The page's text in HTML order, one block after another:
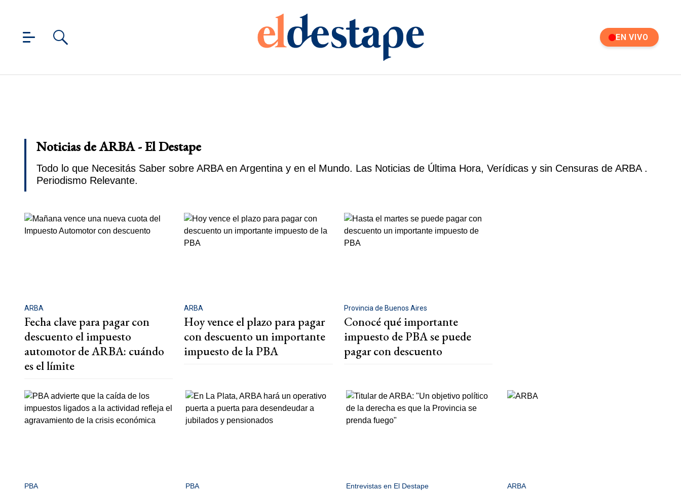
EN VIVO
Noticias de ARBA - El Destape
Todo lo que Necesitás Saber sobre ARBA en Argentina y en el Mundo. Las Noticias de Última Hora, Verídicas y sin Censuras de ARBA .
Periodismo Relevante.
ARBA
Fecha clave para pagar con
descuento el impuesto
automotor de ARBA: cuándo
es el límite
ARBA
Hoy vence el plazo para pagar
con descuento un importante
impuesto de la PBA
Provincia de Buenos Aires
Conocé qué importante
impuesto de PBA se puede
pagar con descuento
PBA PBA Entrevistas en El Destape ARBA